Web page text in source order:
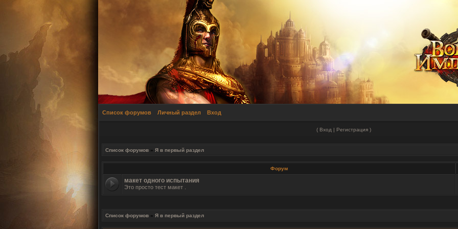
Список форумов Личный раздел Вход
( Вход | Регистрация)
Список форумов » Я в первый раздел
Форум
макет одного испытания
Это просто тест макет .
Список форумов » Я в первый раздел